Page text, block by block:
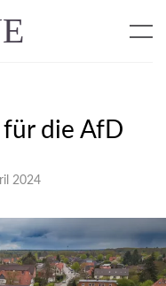
für die AfD
2024